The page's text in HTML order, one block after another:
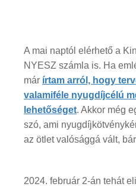
A mai naptól elérhető a
NYESZ számla is. Ha
már írtam arról, hogy
valamiféle nyugdíjcélú
lehetőséget. Akkor még
szó, ami
az ötlet valósággá vált,
2024. február 2-án tehát